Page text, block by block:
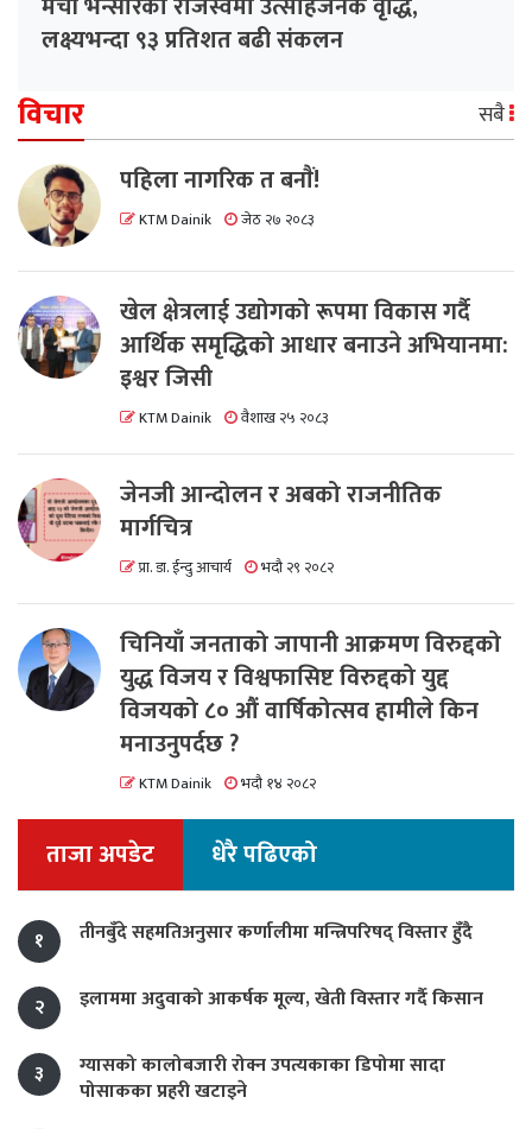
लक्ष्यभन्दा ९३ प्रतिशत बढी संकलन
विचार सबै
पहिला नागरिक त बनाैं!
KTM Dainik जेठ २७ २०८३
खेल क्षेत्रलाई उद्योगको रूपमा विकास गर्दै
आर्थिक समृद्धिको आधार बनाउने अभियानमा:
इश्वर जिसी
KTM Dainik वैशाख २५ २०८३
जेनजी आन्दोलन र अबको राजनीतिक
मार्गचित्र
प्रा. डा. ईन्दु आचार्य भदौ २९ २०८२
चिनियाँ जनताको जापानी आक्रमण विरुद्दको
युद्ध विजय र विश्वफासिष्ट विरुद्दको युद्द
विजयको ८० औं वार्षिकोत्सव हामीले किन
मनाउनुपर्दछ ?
KTM Dainik भदौ १४ २०८२
ताजा अपडेट धेरै पढिएको
१ तीनबुँदे सहमतिअनुसार कर्णालीमा मन्त्रिपरिषद् विस्तार हुँदै
२ इलाममा अदुवाको आकर्षक मूल्य, खेती विस्तार गर्दै किसान
३
ग्यासको कालोबजारी रोक्न उपत्यकाका डिपोमा सादा
पोसाकका प्रहरी खटाइने